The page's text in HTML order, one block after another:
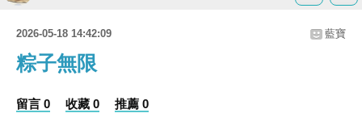
2026-05-18 14:42:09 藍寶
粽子無限
留言 0 收藏 0 推薦 0